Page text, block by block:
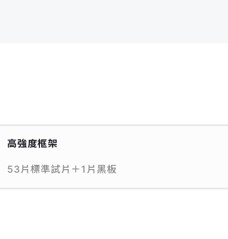
高強度框架
53片標準試片＋1片黑板